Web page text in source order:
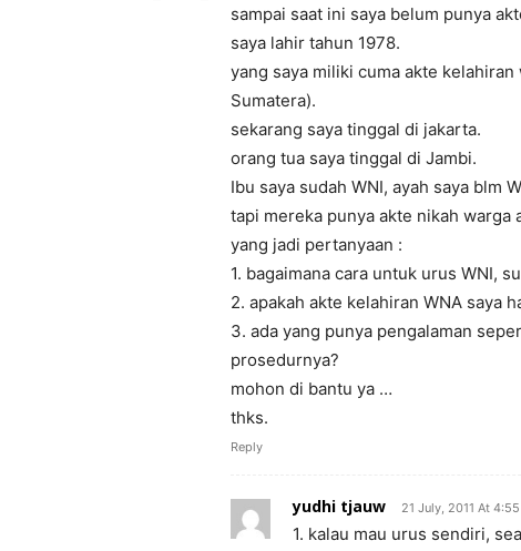
sampai saat ini saya belum punya
saya lahir tahun 1978.
yang saya miliki cuma akte
Sumatera).
sekarang saya tinggal di jakarta.
orang tua saya tinggal di Jambi.
Ibu saya sudah WNI, ayah saya blm
tapi mereka punya akte nikah warga
yang jadi pertanyaan :
1. bagaimana cara untuk urus WNI,
2. apakah akte kelahiran WNA saya
3. ada yang punya pengalaman
prosedurnya?
mohon di bantu ya …
thks.
Reply
yudhi tjauw 21 July, 2011 At
1. kalau mau urus sendiri,